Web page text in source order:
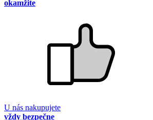
okamžite
U nás nakupujete
vždy bezpečne